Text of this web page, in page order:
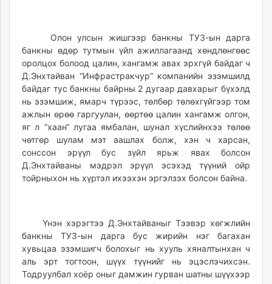
asu.mn
shudarga.mn
shuurhai.mn
unuudur.mn
isee.mn
mglradio.com
fact.mn
itoim.mn
tumen.mn
tvmongolia.mn
mass.mn
unegui.mn
assa.mn
toim.mn
Олон улсын жишгээр банкны ТУЗ-ын дарга
банкны өдөр тутмын үйл ажиллагаанд хөндлөнгөөс
оролцох болоод цалин, хангамж авах эрхгүй байдаг ч
Д.Энхтайван “Инфрастракчур” компанийн эзэмшилд
байдаг тус банкны байрны 2 дугаар давхарыг бүхэлд
нь эзэмшиж, ямарч түрээс, төлбөр төлөхгүйгээр том
ажлын өрөө гаргуулан, өөртөө цалин хангамж олгон,
яг л ”хаан“ лугаа ямбалан, шунал хүслийнхээ төлөө
чөтгөр шулам мэт аашлах болж, хэн ч харсан,
сонссон эрүүл бус зүйл ярьж явах болсон
Д.Энхтайваны мэдрэл эрүүл эсэхэд түүний ойр
тойрныхон нь хүртэл ихээхэн эргэлзэх болсон байна.
Үнэн хэрэгтээ Д.Энхтайваныг Тээвэр хөгжлийн
банкны ТУЗ-ын дарга бус жирийн нэг багахан
хувьцаа эзэмшигч болохыг нь хууль хяналтынхан ч
аль эрт тогтоон, шүүх түүнийг нь эцэслэчихсэн.
Тодруулбал хоёр оныг дамжин гурван шатны шүүхээр